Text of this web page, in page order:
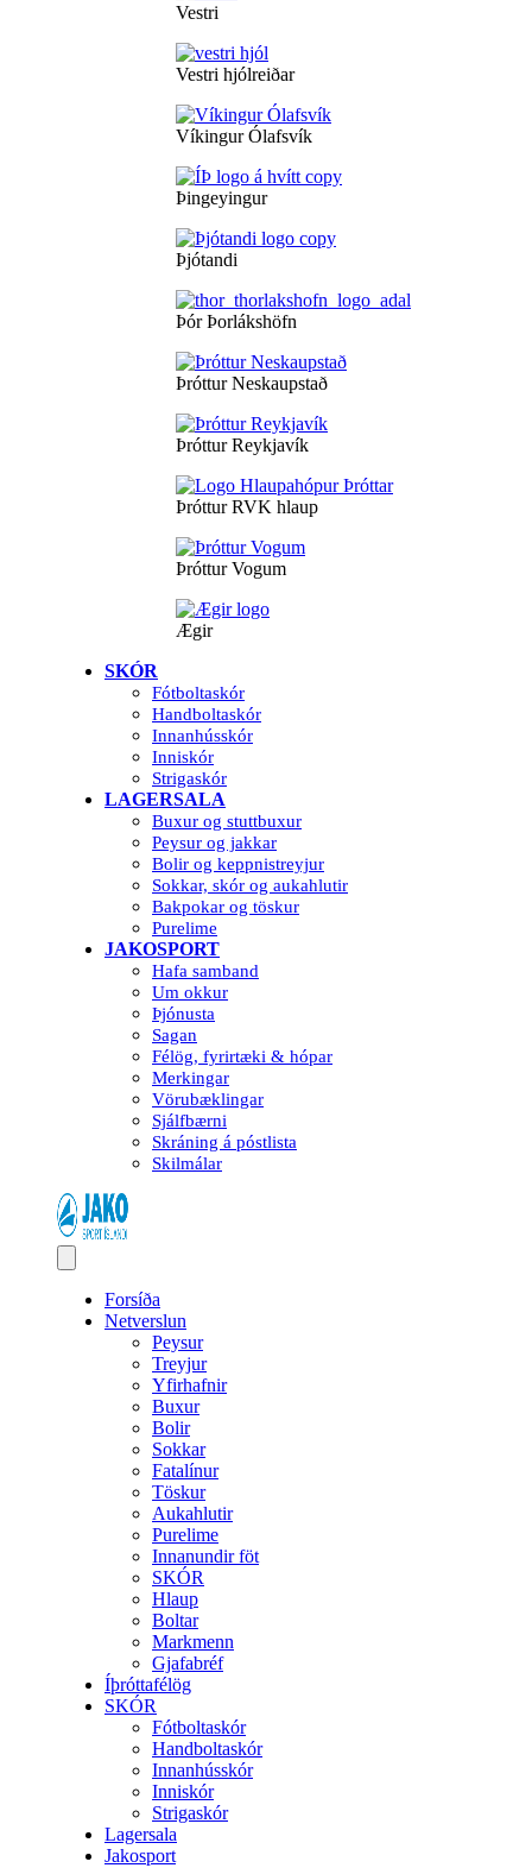
Vestri
Vestri hjólreiðar
Víkingur Ólafsvík
Þingeyingur
Þjótandi
Þór Þorlákshöfn
Þróttur Neskaupstað
Þróttur Reykjavík
Þróttur RVK hlaup
Þróttur Vogum
Ægir
SKÓR
Fótboltaskór
Handboltaskór
Innanhússkór
Inniskór
Strigaskór
LAGERSALA
Buxur og stuttbuxur
Peysur og jakkar
Bolir og keppnistreyjur
Sokkar, skór og aukahlutir
Bakpokar og töskur
Purelime
JAKOSPORT
Hafa samband
Um okkur
Þjónusta
Sagan
Félög, fyrirtæki & hópar
Merkingar
Vörubæklingar
Sjálfbærni
Skráning á póstlista
Skilmálar
Forsíða
Netverslun
Peysur
Treyjur
Yfirhafnir
Buxur
Bolir
Sokkar
Fatalínur
Töskur
Aukahlutir
Purelime
Innanundir föt
SKÓR
Hlaup
Boltar
Markmenn
Gjafabréf
Íþróttafélög
SKÓR
Fótboltaskór
Handboltaskór
Innanhússkór
Inniskór
Strigaskór
Lagersala
Jakosport